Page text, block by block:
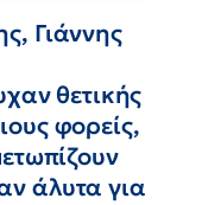
Γιάννης
θετικής
φορείς,
άλυτα για